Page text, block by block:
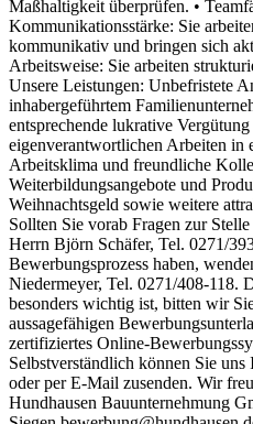
Maßhaltigkeit überprüfen. •
Kommunikationsstärke: Sie
kommunikativ und bringen sich
Arbeitsweise: Sie arbeiten
Unsere Leistungen: Unbefristete
inhabergeführtem
entsprechende lukrative
eigenverantwortlichen Arbeiten in
Arbeitsklima und freundliche
Weiterbildungsangebote und
Weihnachtsgeld sowie weitere
Sollten Sie vorab Fragen zur
Herrn Björn Schäfer, Tel. 0271/
Bewerbungsprozess haben,
Niedermeyer, Tel. 0271/408-118.
besonders wichtig ist, bitten wir
aussagefähigen
zertifiziertes Online-
Selbstverständlich können Sie
oder per E-Mail zusenden. Wir
Hundhausen Bauunternehmung